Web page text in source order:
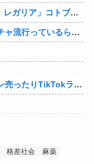
「メガミデバイス 皇巫（オウブ） ツクヨミ レガリア」コトブキヤデビュー…
今、中高生たちの間で「サウダージ」がメチャ流行っているらしい
ジャンポケ斉藤の被害女性「バウムクーヘン売ったりTikTokライブしててムカついたから示談しなかった」
格差社会 麻薬